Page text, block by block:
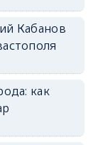
Кабанов
как